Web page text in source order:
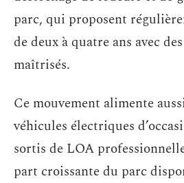
parc, qui proposent
de deux à quatre ans avec
maîtrisés.
Ce mouvement alimente
véhicules électriques
sortis de LOA
part croissante du parc